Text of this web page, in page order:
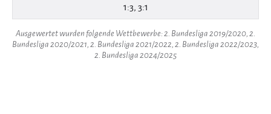
1:3, 3:1
Ausgewertet wurden folgende Wettbewerbe: 2. Bundesliga 2019/2020, 2.
Bundesliga 2020/2021, 2. Bundesliga 2021/2022, 2. Bundesliga 2022/2023,
2. Bundesliga 2024/2025